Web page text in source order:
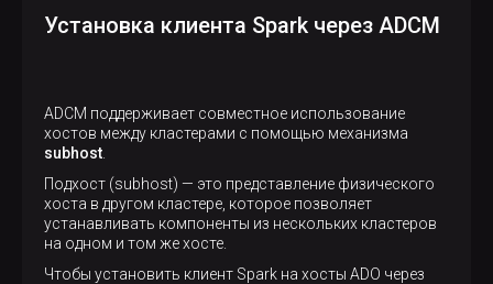
Установка клиента Spark через ADCM
ADCM поддерживает совместное использование
хостов между кластерами с помощью механизма
subhost
Подхост (subhost) — это представление физического
хоста в другом кластере, которое позволяет
устанавливать компоненты из нескольких кластеров
на одном и том же хосте.
Чтобы установить клиент Spark на хосты ADO через